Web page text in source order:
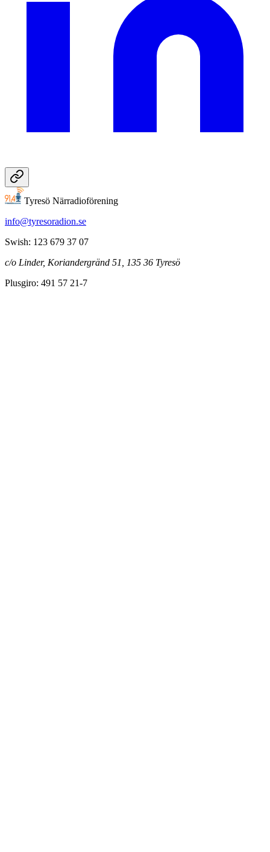
Tyresö Närradioförening
info@tyresoradion.se
Swish: 123 679 37 07
c/o Linder, Koriandergränd 51, 135 36 Tyresö
Plusgiro: 491 57 21-7